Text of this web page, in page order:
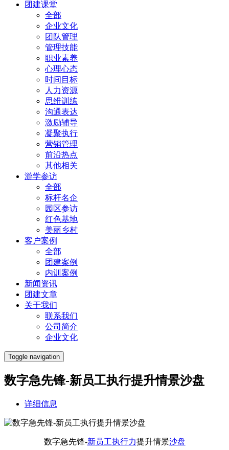
团建课堂
全部
企业文化
团队管理
管理技能
职业素养
心理心态
时间目标
人力资源
思维训练
沟通表达
激励辅导
凝聚执行
营销管理
前沿热点
其他相关
游学参访
全部
标杆名企
园区参访
红色基地
美丽乡村
客户案例
全部
团建案例
内训案例
新闻资讯
团建文章
关于我们
联系我们
公司简介
企业文化
Toggle navigation
数字急先锋-新员工执行提升情景沙盘
详细信息
数字急先锋-新员工执行力提升情景沙盘